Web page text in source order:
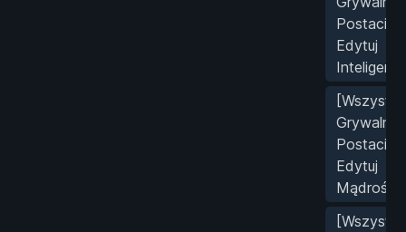
Postacie]
Edytuj
Grywalne
Postacie]
Edytuj
Mądrość